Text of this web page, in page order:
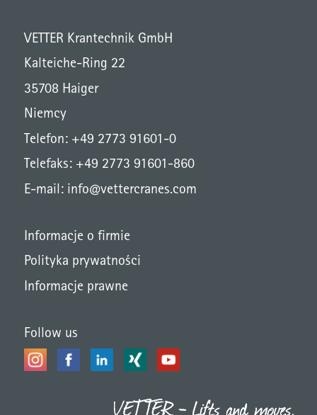
VETTER Krantechnik GmbH
Kalteiche-Ring 22
35708 Haiger
Niemcy
Telefon: +49 2773 91601-0
Telefaks: +49 2773 91601-860
E-mail:info@vettercranes.com
Informacje o firmie
Polityka prywatności
Informacje prawne
Follow us